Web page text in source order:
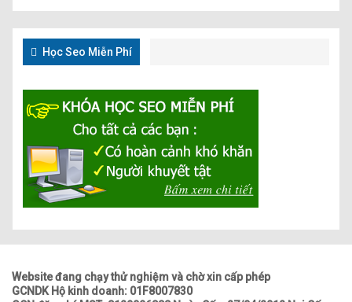
Học Seo Miễn Phí
Website đang chạy thử nghiệm và chờ xin cấp phép
GCNDK Hộ kinh doanh: 01F8007830